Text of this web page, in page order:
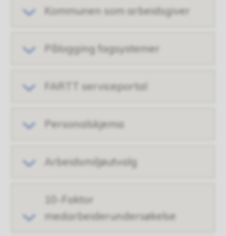
Kommunen som arbeidsgiver
Pålogging fagsystemer
FARTT serviceportal
Personalskjema
Arbeidsmiljøutvalg
10-Faktor
medarbeiderundersøkelse